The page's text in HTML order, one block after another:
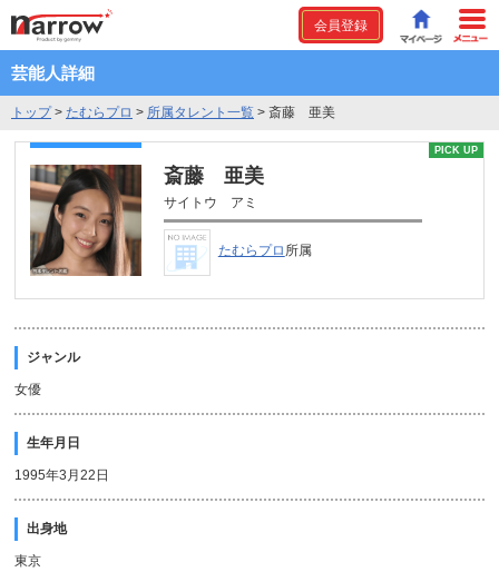
会員登録
芸能人詳細
トップ> たむらプロ > 所属タレント一覧 > 斎藤 亜美
PICK UP
斎藤 亜美
サイトウ アミ
たむらプロ 所属
ジャンル
女優
生年月日
1995年3月22日
出身地
東京